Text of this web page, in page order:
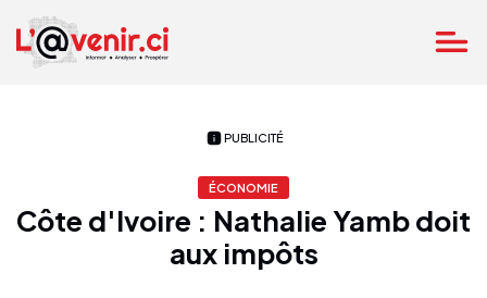
PUBLICITÉ
ÉCONOMIE
Côte d'Ivoire : Nathalie Yamb doit
aux impôts